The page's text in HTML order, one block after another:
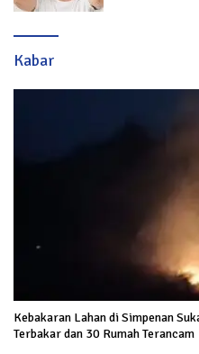
Kabar
Kebakaran Lahan di Simpenan
Terbakar dan 30 Rumah Terancam